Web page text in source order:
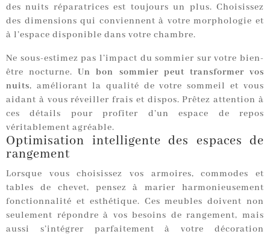
des nuits réparatrices est toujours un plus. Choisissez
des dimensions qui conviennent à votre morphologie et
à l’espace disponible dans votre chambre.
Ne sous-estimez pas l’impact du sommier sur votre bien-
être nocturne.Un bon sommier peut transformer vos
nuits, améliorant la qualité de votre sommeil et vous
aidant à vous réveiller frais et dispos. Prêtez attention à
ces détails pour profiter d’un espace de repos
véritablement agréable.
Optimisation intelligente des espaces de
rangement
Lorsque vous choisissez vos armoires, commodes et
tables de chevet, pensez à marier harmonieusement
fonctionnalité et esthétique. Ces meubles doivent non
seulement répondre à vos besoins de rangement, mais
aussi s’intégrer parfaitement à votre décoration